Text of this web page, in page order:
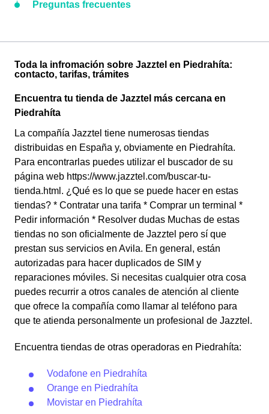
Preguntas frecuentes
Toda la infromación sobre Jazztel en Piedrahíta:
contacto, tarifas, trámites
Encuentra tu tienda de Jazztel más cercana en
Piedrahíta
La compañía Jazztel tiene numerosas tiendas
distribuidas en España y, obviamente en Piedrahíta.
Para encontrarlas puedes utilizar el buscador de su
página web https://www.jazztel.com/buscar-tu-
tienda.html. ¿Qué es lo que se puede hacer en estas
tiendas? * Contratar una tarifa * Comprar un terminal *
Pedir información * Resolver dudas Muchas de estas
tiendas no son oficialmente de Jazztel pero sí que
prestan sus servicios en Avila. En general, están
autorizadas para hacer duplicados de SIM y
reparaciones móviles. Si necesitas cualquier otra cosa
puedes recurrir a otros canales de atención al cliente
que ofrece la compañía como llamar al teléfono para
que te atienda personalmente un profesional de Jazztel.
Encuentra tiendas de otras operadoras en Piedrahíta:
Vodafone en Piedrahíta
Orange en Piedrahíta
Movistar en Piedrahíta